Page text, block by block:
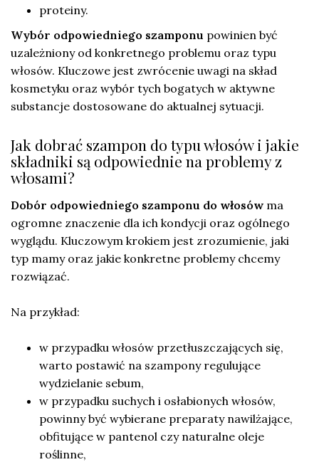
proteiny.
Wybór odpowiedniego szamponu powinien być
uzależniony od konkretnego problemu oraz typu
włosów. Kluczowe jest zwrócenie uwagi na skład
kosmetyku oraz wybór tych bogatych w aktywne
substancje dostosowane do aktualnej sytuacji.
Jak dobrać szampon do typu włosów i jakie
składniki są odpowiednie na problemy z
włosami?
Dobór odpowiedniego szamponu do włosów ma
ogromne znaczenie dla ich kondycji oraz ogólnego
wyglądu. Kluczowym krokiem jest zrozumienie, jaki
typ mamy oraz jakie konkretne problemy chcemy
rozwiązać.
Na przykład:
w przypadku włosów przetłuszczających się,
warto postawić na szampony regulujące
wydzielanie sebum,
w przypadku suchych i osłabionych włosów,
powinny być wybierane preparaty nawilżające,
obfitujące w pantenol czy naturalne oleje
roślinne,